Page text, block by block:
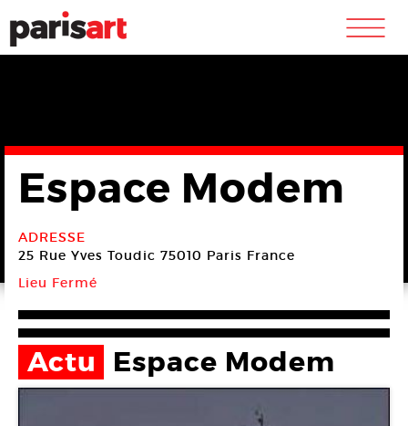
m
Espace Modem
ADRESSE
25 Rue Yves Toudic 75010 Paris France
Lieu Fermé
Actu Espace Modem